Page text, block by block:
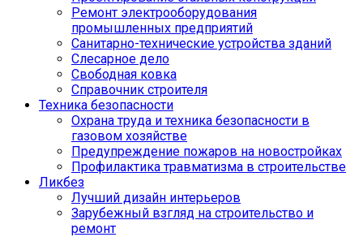
Ремонт электрооборудования
промышленных предприятий
Санитарно-технические устройства зданий
Слесарное дело
Свободная ковка
Справочник строителя
Техника безопасности
Охрана труда и техника безопасности в
газовом хозяйстве
Предупреждение пожаров на новостройках
Профилактика травматизма в строительстве
Ликбез
Лучший дизайн интерьеров
Зарубежный взгляд на строительство и
ремонт